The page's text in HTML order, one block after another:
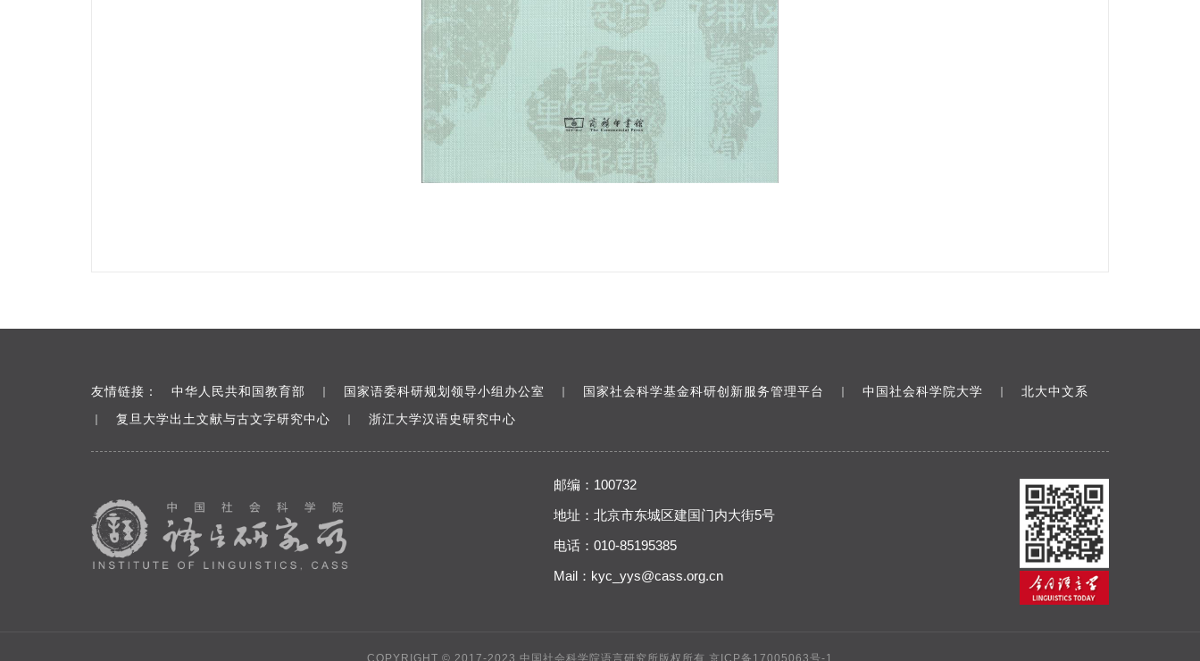
友情链接： 中华人民共和国教育部 ｜ 国家语委科研规划领导小组办公室 ｜ 国家社会科学基金科研创新服务管理平台 ｜ 中国社会科学院大学 ｜ 北大中文系
｜ 复旦大学出土文献与古文字研究中心 ｜ 浙江大学汉语史研究中心
邮编：100732
地址：北京市东城区建国门内大街5号
电话：010-85195385
Mail： kyc_yys@cass.org.cn
COPYRIGHT © 2017-2023 中国社会科学院语言研究所版权所有 京ICP备17005063号-1